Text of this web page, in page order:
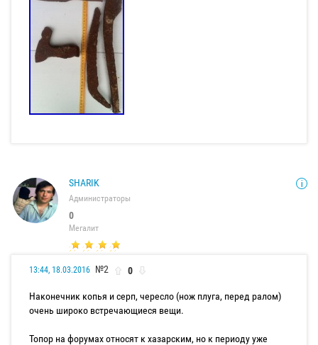
SHARIK
Администраторы
0
Мегалит
13:44, 18.03.2016 №2 0
Наконечник копья и серп, чересло (нож плуга, перед ралом)
очень широко встречающиеся вещи.
Топор на форумах относят к хазарским, но к периоду уже